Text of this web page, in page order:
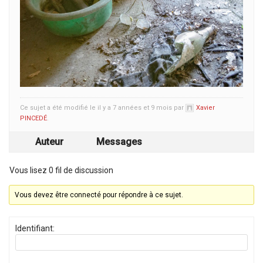
Ce sujet a été modifié le il y a 7 années et 9 mois par
Xavier
PINCEDÉ.
Auteur Messages
Vous lisez 0 fil de discussion
Vous devez être connecté pour répondre à ce sujet.
Identifiant: